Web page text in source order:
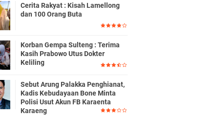
Cerita Rakyat : Kisah Lamellong
dan 100 Orang Buta
Korban Gempa Sulteng : Terima
Kasih Prabowo Utus Dokter
Keliling
Sebut Arung Palakka Penghianat,
Kadis Kebudayaan Bone Minta
Polisi Usut Akun FB Karaenta
Karaeng